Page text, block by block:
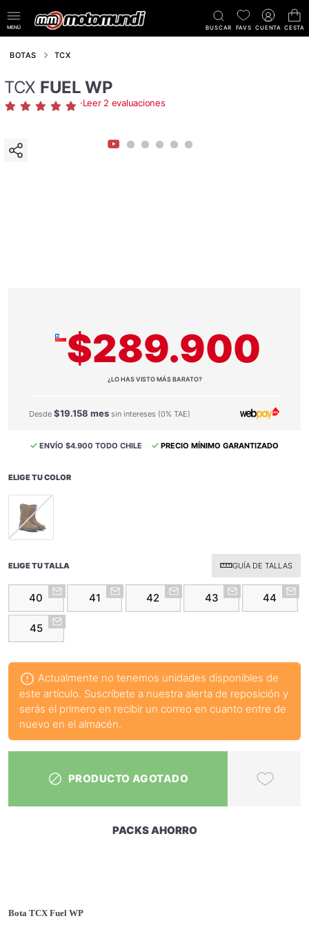
MENÚ BUSCAR FAVS CUENTA CESTA
BOTAS TCX
TCX FUEL WP
·Leer 2 evaluaciones
$289.900
¿LO HAS VISTO MÁS BARATO?
Desde $19.158 mes sin intereses (0% TAE)
ENVÍO $4.900 TODO CHILE PRECIO MÍNIMO GARANTIZADO
ELIGE TU COLOR
ELIGE TU TALLA GUÍA DE TALLAS
40 41 42 43 44
45
Actualmente no tenemos unidades disponibles de
este artículo. Suscríbete a nuestra alerta de reposición y
serás el primero en recibir un correo en cuanto entre de
nuevo en el almacén.
PRODUCTO AGOTADO
PACKS AHORRO
Bota TCX Fuel WP